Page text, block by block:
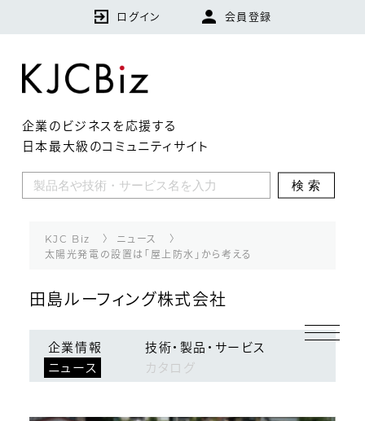
ログイン 会員登録
企業のビジネスを応援する
日本最大級のコミュニティサイト
検索
KJCBizとは
特集
企業
KJC Biz
ニュース
太陽光発電の設置は「屋上防水」から考える
田島ルーフィング株式会社
企業情報
技術・製品・サービス
ニュース
カタログ